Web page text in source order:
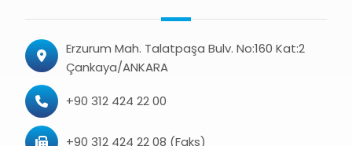
Erzurum Mah. Talatpaşa Bulv. No:160 Kat:2
Çankaya/ANKARA
+90 312 424 22 00
+90 312 424 22 08 (Faks)